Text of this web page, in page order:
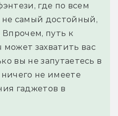
где по всем
самый достойный,
путь к
захватить вас
вы не запутаетесь в
не имеете
гаджетов в